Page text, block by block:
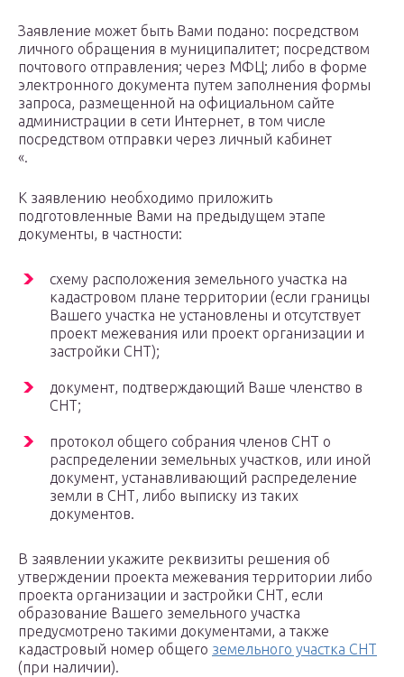
Заявление может быть Вами подано: посредством
личного обращения в муниципалитет; посредством
почтового отправления; через МФЦ; либо в форме
электронного документа путем заполнения формы
запроса, размещенной на официальном сайте
администрации в сети Интернет, в том числе
посредством отправки через личный кабинет
«.
К заявлению необходимо приложить
подготовленные Вами на предыдущем этапе
документы, в частности:
схему расположения земельного участка на
кадастровом плане территории (если границы
Вашего участка не установлены и отсутствует
проект межевания или проект организации и
застройки СНТ);
документ, подтверждающий Ваше членство в
СНТ;
протокол общего собрания членов СНТ о
распределении земельных участков, или иной
документ, устанавливающий распределение
земли в СНТ, либо выписку из таких
документов.
В заявлении укажите реквизиты решения об
утверждении проекта межевания территории либо
проекта организации и застройки СНТ, если
образование Вашего земельного участка
предусмотрено такими документами, а также
кадастровый номер общего земельного участка СНТ
(при наличии).